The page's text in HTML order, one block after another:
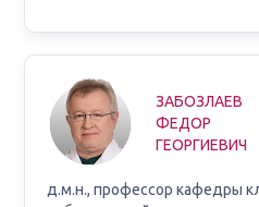
ЗАБОЗЛАЕВ
ФЕДОР
ГЕОРГИЕВИЧ
д.м.н., профессор кафедры